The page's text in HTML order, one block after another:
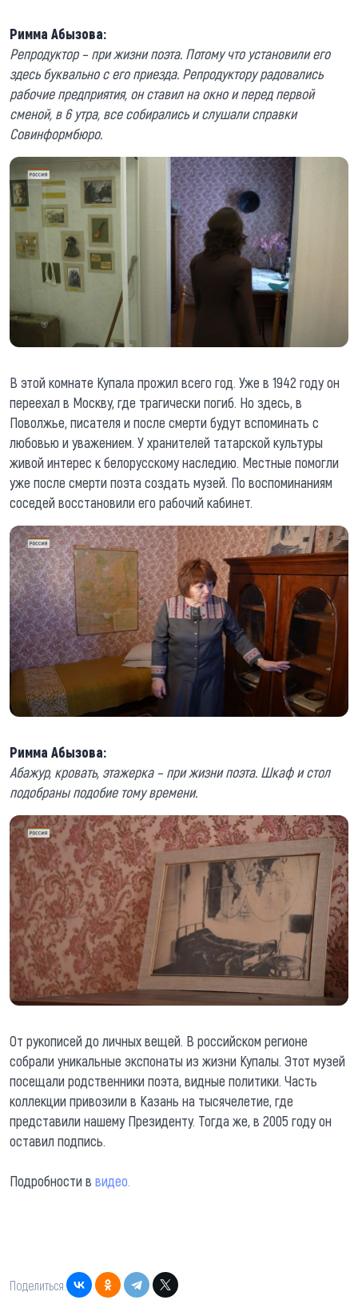
Римма Абызова:
Репродуктор – при жизни поэта. Потому что установили его
здесь буквально с его приезда. Репродуктору радовались
рабочие предприятия, он ставил на окно и перед первой
сменой, в 6 утра, все собирались и слушали справки
Совинформбюро.
В этой комнате Купала прожил всего год. Уже в 1942 году он
переехал в Москву, где трагически погиб. Но здесь, в
Поволжье, писателя и после смерти будут вспоминать с
любовью и уважением. У хранителей татарской культуры
живой интерес к белорусскому наследию. Местные помогли
уже после смерти поэта создать музей. По воспоминаниям
соседей восстановили его рабочий кабинет.
Римма Абызова:
Абажур, кровать, этажерка – при жизни поэта. Шкаф и стол
подобраны подобие тому времени.
От рукописей до личных вещей. В российском регионе
собрали уникальные экспонаты из жизни Купалы. Этот музей
посещали родственники поэта, видные политики. Часть
коллекции привозили в Казань на тысячелетие, где
представили нашему Президенту. Тогда же, в 2005 году он
оставил подпись.
Подробности в видео.
Поделиться: